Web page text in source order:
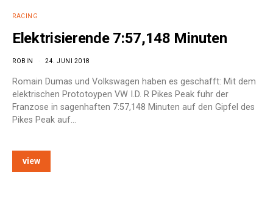
RACING
Elektrisierende 7:57,148 Minuten
ROBIN 24. JUNI 2018
Romain Dumas und Volkswagen haben es geschafft: Mit dem
elektrischen Prototoypen VW I.D. R Pikes Peak fuhr der
Franzose in sagenhaften 7:57,148 Minuten auf den Gipfel des
Pikes Peak auf…
view